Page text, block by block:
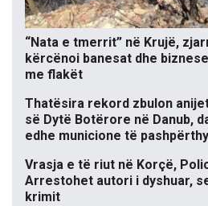
“Nata e tmerrit” në Krujë,
kërcënoi banesat dhe
me flakët
Thatësira rekord zbulon
së Dytë Botërore në Danub,
edhe municione të
Vrasja e të riut në Korçë,
Arrestohet autori i dyshuar,
krimit